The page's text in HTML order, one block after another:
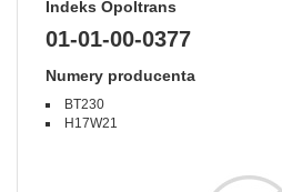
Indeks Opoltrans
01-01-00-0377
Numery producenta
BT230
H17W21